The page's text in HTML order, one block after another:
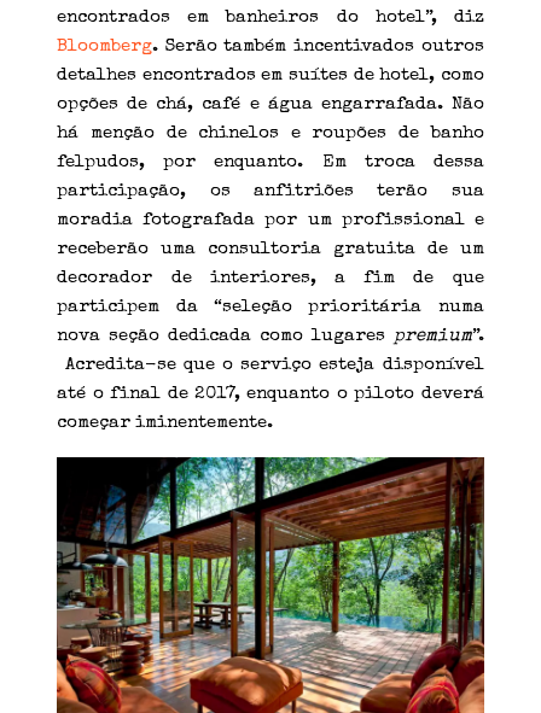
encontrados em banheiros do hotel”, diz
Bloomberg. Serão também incentivados outros
detalhes encontrados em suítes de hotel, como
opções de chá, café e água engarrafada. Não
há menção de chinelos e roupões de banho
felpudos, por enquanto. Em troca dessa
participação, os anfitriões terão sua
moradia fotografada por um profissional e
receberão uma consultoria gratuita de um
decorador de interiores, a fim de que
participem da “seleção prioritária numa
nova seção dedicada como lugares premium”.
Acredita-se que o serviço esteja disponível
até o final de 2017, enquanto o piloto deverá
começar iminentemente.